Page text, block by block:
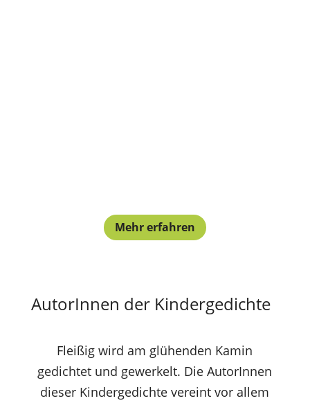
Mehr erfahren
AutorInnen der Kindergedichte
Fleißig wird am glühenden Kamin
gedichtet und gewerkelt. Die AutorInnen
dieser Kindergedichte vereint vor allem